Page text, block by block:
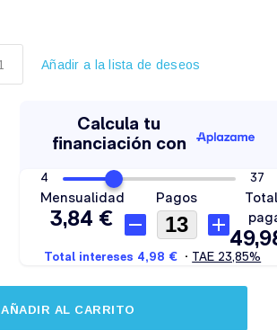
Añadir a la lista de deseos
AÑADIR AL CARRITO